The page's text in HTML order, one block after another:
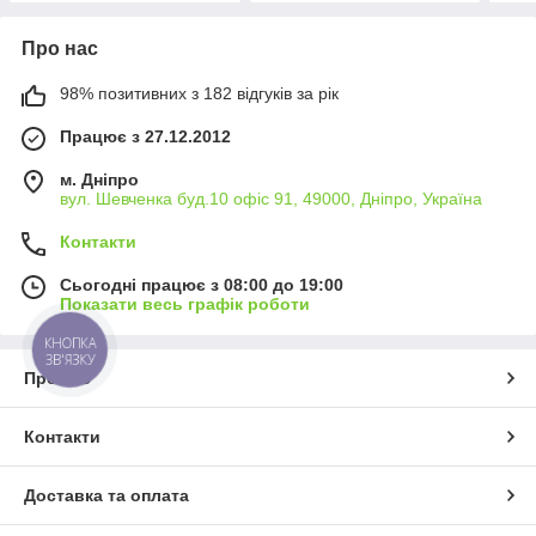
Про нас
98% позитивних з 182 відгуків за рік
Працює з 27.12.2012
м. Дніпро
вул. Шевченка буд.10 офіс 91, 49000, Дніпро, Україна
Контакти
Сьогодні працює з 08:00 до 19:00
Показати весь графік роботи
Про нас
Контакти
Доставка та оплата
КНОПКА
ЗВ'ЯЗКУ